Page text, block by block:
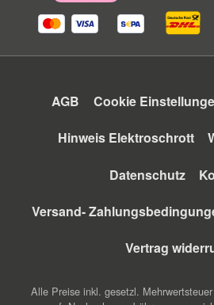
AGB Cookie
Hinweis Elektroschrott
Datenschutz
Versand-
Vertrag
Alle Preise inkl. gesetzl.